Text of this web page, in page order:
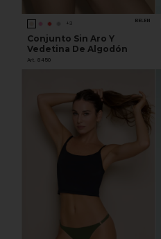
+3 BELEN
Conjunto Sin Aro Y
Vedetina De Algodón
Art. 8450